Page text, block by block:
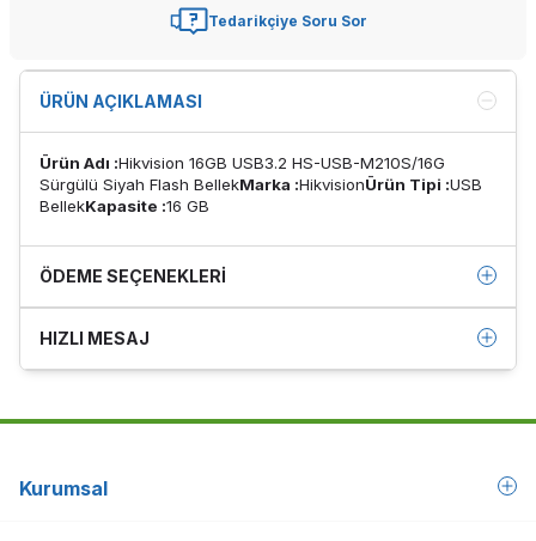
Tedarikçiye Soru Sor
ÜRÜN AÇIKLAMASI
Ürün Adı :Hikvision 16GB USB3.2 HS-USB-M210S/16G
Sürgülü Siyah Flash BellekMarka :HikvisionÜrün Tipi :USB
BellekKapasite :16 GB
ÖDEME SEÇENEKLERI
HIZLI MESAJ
Kurumsal